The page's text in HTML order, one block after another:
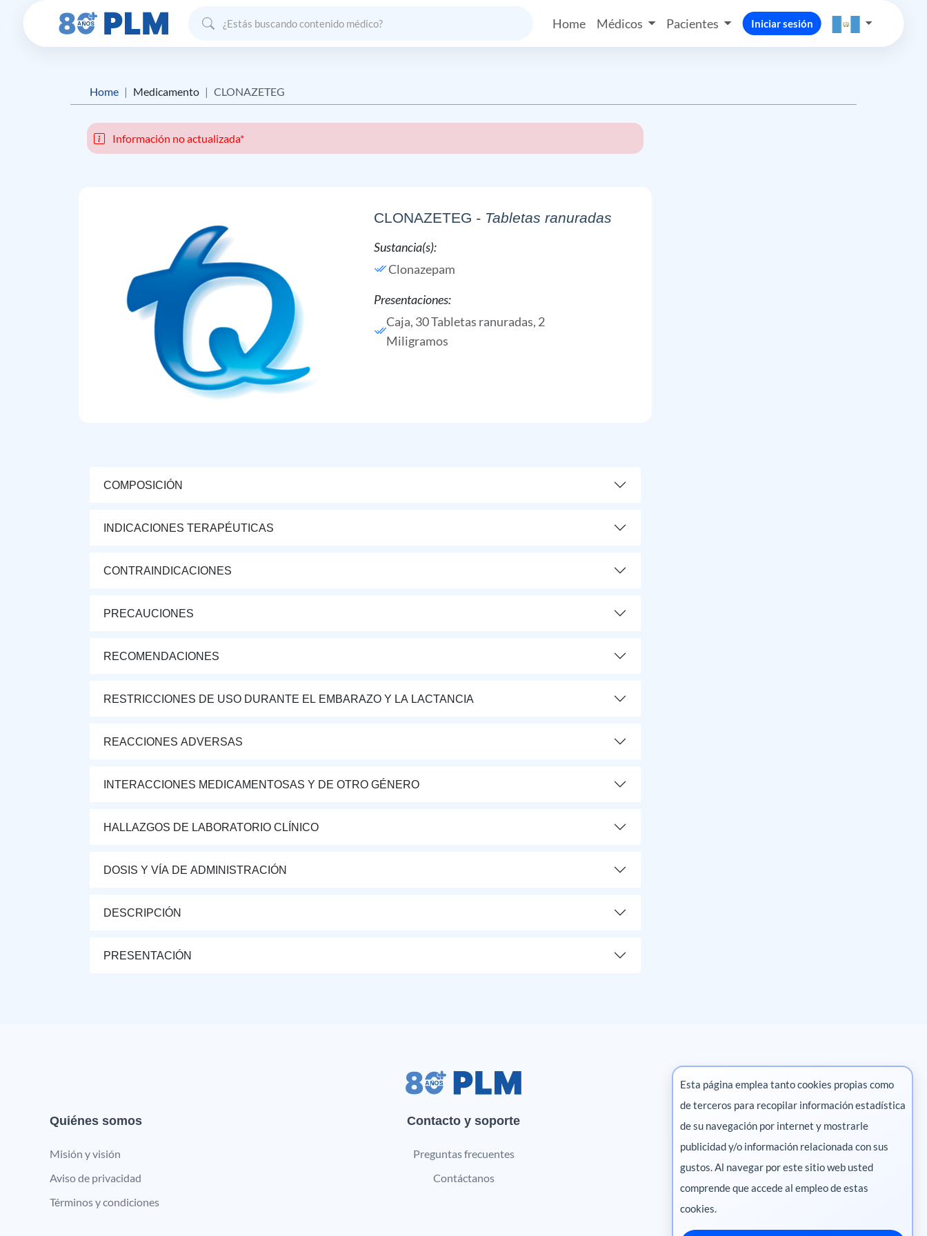
Home Médicos Pacientes Iniciar sesión
Home Medicamento CLONAZETEG
Información no actualizada*
CLONAZETEG - Tabletas ranuradas
Sustancia(s):
Clonazepam
Presentaciones:
Caja, 30 Tabletas ranuradas, 2
Miligramos
COMPOSICIÓN
INDICACIONES TERAPÉUTICAS
CONTRAINDICACIONES
PRECAUCIONES
RECOMENDACIONES
RESTRICCIONES DE USO DURANTE EL EMBARAZO Y LA LACTANCIA
REACCIONES ADVERSAS
INTERACCIONES MEDICAMENTOSAS Y DE OTRO GÉNERO
HALLAZGOS DE LABORATORIO CLÍNICO
DOSIS Y VÍA DE ADMINISTRACIÓN
DESCRIPCIÓN
PRESENTACIÓN
Quiénes somos
Misión y visión
Aviso de privacidad
Términos y condiciones
Contacto y soporte
Preguntas frecuentes
Contáctanos
Marketing digital
Pharma
Esta página emplea tanto cookies propias como
de terceros para recopilar información estadística
de su navegación por internet y mostrarle
publicidad y/o información relacionada con sus
gustos. Al navegar por este sitio web usted
comprende que accede al empleo de estas
cookies.